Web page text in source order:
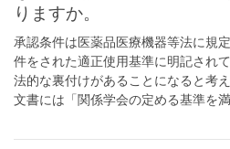
りますか。
承認条件は医薬品医療機器等法に規
件をされた適正使用基準に明記され
法的な裏付けがあることになると考
文書には「関係学会の定める基準を